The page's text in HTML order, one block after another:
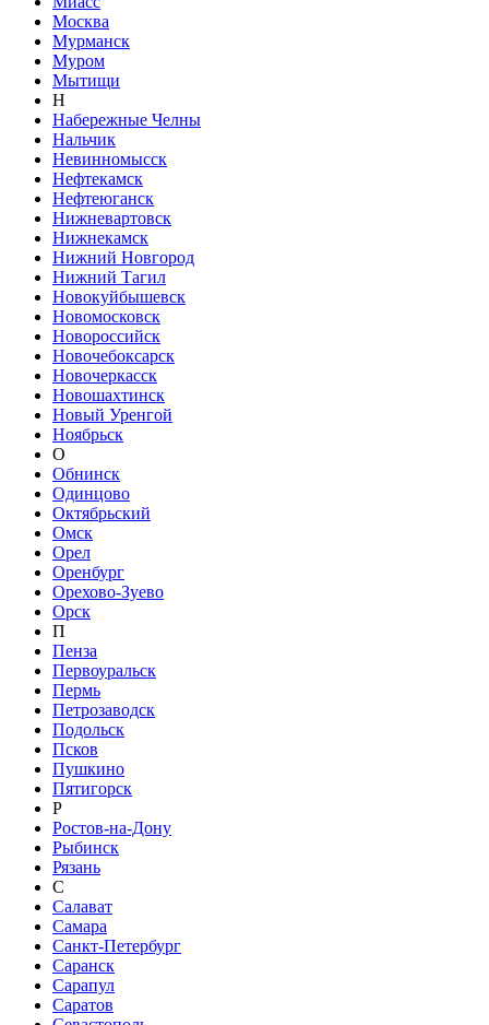
Москва
Мурманск
Муром
Мытищи
Н
Набережные Челны
Нальчик
Невинномысск
Нефтекамск
Нефтеюганск
Нижневартовск
Нижнекамск
Нижний Новгород
Нижний Тагил
Новокуйбышевск
Новомосковск
Новороссийск
Новочебоксарск
Новочеркасск
Новошахтинск
Новый Уренгой
Ноябрьск
О
Обнинск
Одинцово
Октябрьский
Омск
Орел
Оренбург
Орехово-Зуево
Орск
П
Пенза
Первоуральск
Пермь
Петрозаводск
Подольск
Псков
Пушкино
Пятигорск
Р
Ростов-на-Дону
Рыбинск
Рязань
С
Салават
Самара
Санкт-Петербург
Саранск
Сарапул
Саратов